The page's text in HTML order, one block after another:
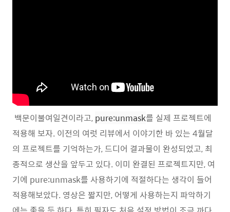
백문이불여일견이라고, pure:unmask를 실제 프로젝트에
적용해 보자. 이전의 여럿 리뷰에서 이야기한 바 있는 4월달
의 프로젝트를 기억하는가, 드디어 결과물이 완성되었고, 최
종적으로 생산을 앞두고 있다. 이미 완결된 프로젝트지만, 여
기에 pure:unmask를 사용하기에 적절하다는 생각이 들어
적용해보았다. 영상은 짧지만, 어떻게 사용하는지 파악하기